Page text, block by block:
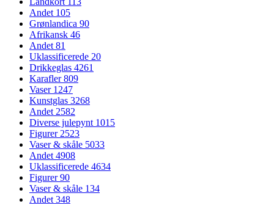
Andet 105
Grønlandica 90
Afrikansk 46
Andet 81
Uklassificerede 20
Drikkeglas 4261
Karafler809
Vaser 1247
Kunstglas 3268
Andet 2582
Diverse julepynt 1015
Figurer 2523
Vaser & skåle 5033
Andet 4908
Uklassificerede 4634
Figurer90
Vaser & skåle 134
Andet 348